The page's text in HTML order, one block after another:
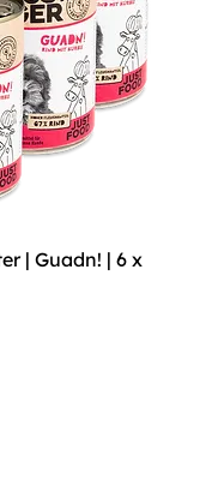
| Guadn! | 6 x